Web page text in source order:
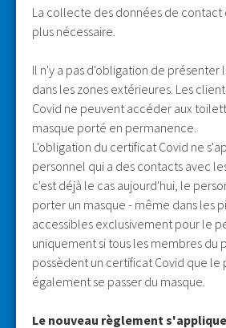
La collecte des données de contact
plus nécessaire.
Il n'y a pas d'obligation de présenter
dans les zones extérieures. Les
Covid ne peuvent accéder aux
masque porté en permanence.
L'obligation du certificat Covid ne
personnel qui a des contacts avec
c'est déjà le cas aujourd'hui, le
porter un masque - même dans les
accessibles exclusivement pour le
uniquement si tous les membres du
possèdent un certificat Covid que
également se passer du masque.
Le nouveau règlement